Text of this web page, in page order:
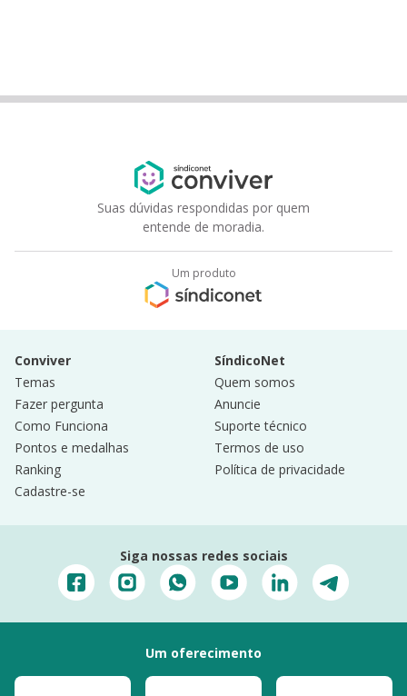
Suas dúvidas respondidas por quem
entende de moradia.
Um produto
Conviver
Temas
Fazer pergunta
Como Funciona
Pontos e medalhas
Ranking
Cadastre-se
SíndicoNet
Quem somos
Anuncie
Suporte técnico
Termos de uso
Política de privacidade
Siga nossas redes sociais
Um oferecimento